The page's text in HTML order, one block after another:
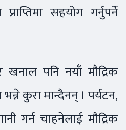
सहयोग गर्नुपर्ने
खनाल पनि नयाँ मौद्रिक
भन्ने कुरा मान्दैनन् । पर्यटन,
गर्न चाहनेलाई मौद्रिक